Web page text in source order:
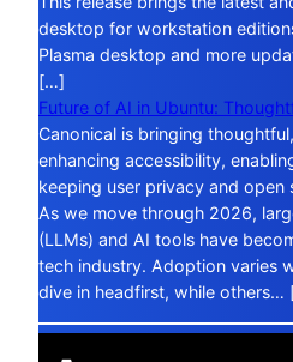
desktop for workstation
Plasma desktop and more
[…]
Future of AI in Ubuntu:
Canonical is bringing
enhancing accessibility,
keeping user privacy and open
As we move through 2026,
(LLMs) and AI tools have
tech industry. Adoption varies
dive in headfirst, while others…